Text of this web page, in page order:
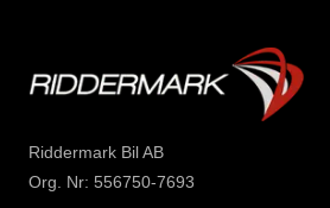
Riddermark Bil AB
Org. Nr: 556750-7693